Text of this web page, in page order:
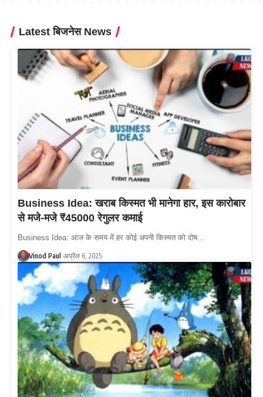
Latest बिजनेस News
Business Idea: खराब किस्मत भी मानेगा हार, इस कारोबार
से मजे-मजे ₹45000 रेगुलर कमाई
Business Idea: आज के समय में हर कोई अपनी किस्मत को दोष…
Vinod Paul अप्रैल 6, 2025